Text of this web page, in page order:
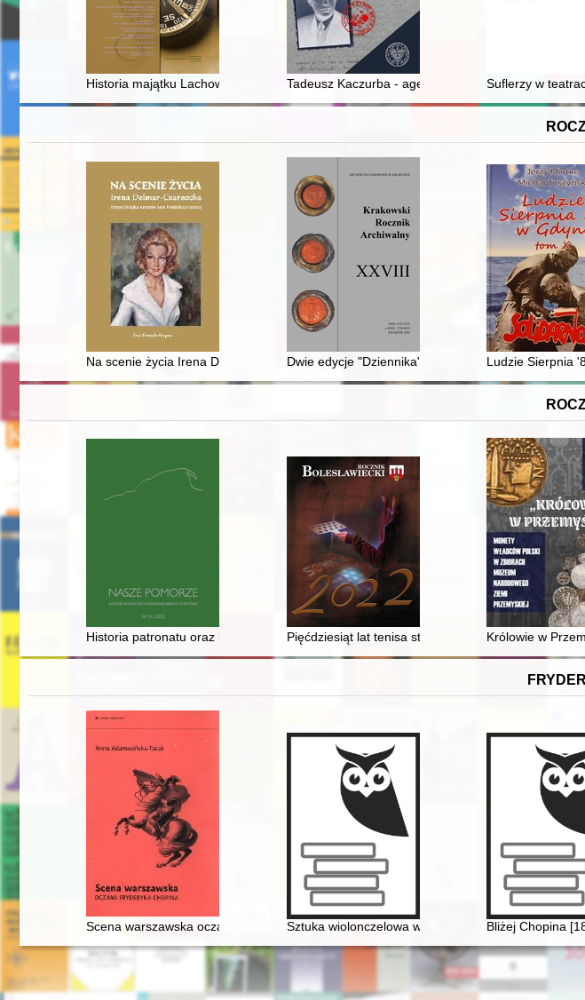
Historia majątku Lachowicze oraz ordynacji lachowickiej = History of the Lachowicze
Tadeusz Kaczurba - agent "Krawczyk" : Przyczynek
Suflerzy w
Na scenie życia Irena Delmar-Czarnecka : prezes ZASP za Granicą : 1981-2015
Dwie edycje "Dziennika" Bronisława Piłsudskiego :
Ludzie Sierpnia
Historia patronatu oraz budowy, przekształceń i remontów szkieletowego kościoła z
Pięćdziesiąt lat tenisa stołowego bolesławieckich
Królowie w
Scena warszawska oczami Fryderyka ChopinaSztuka wiolonczelowa w polskiej i rosyjskiej kulturze
Bliżej Chopina